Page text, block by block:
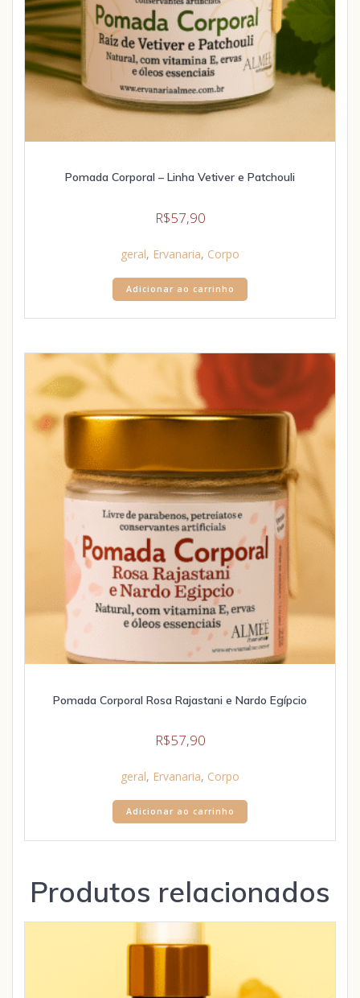
Pomada Corporal – Linha Vetiver e Patchouli
R$57,90
geral, Ervanaria, Corpo
Adicionar ao carrinho
Pomada Corporal Rosa Rajastani e Nardo Egípcio
R$57,90
geral, Ervanaria, Corpo
Adicionar ao carrinho
Produtos relacionados